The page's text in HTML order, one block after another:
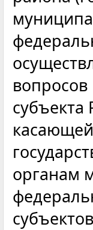
субъекта
органам